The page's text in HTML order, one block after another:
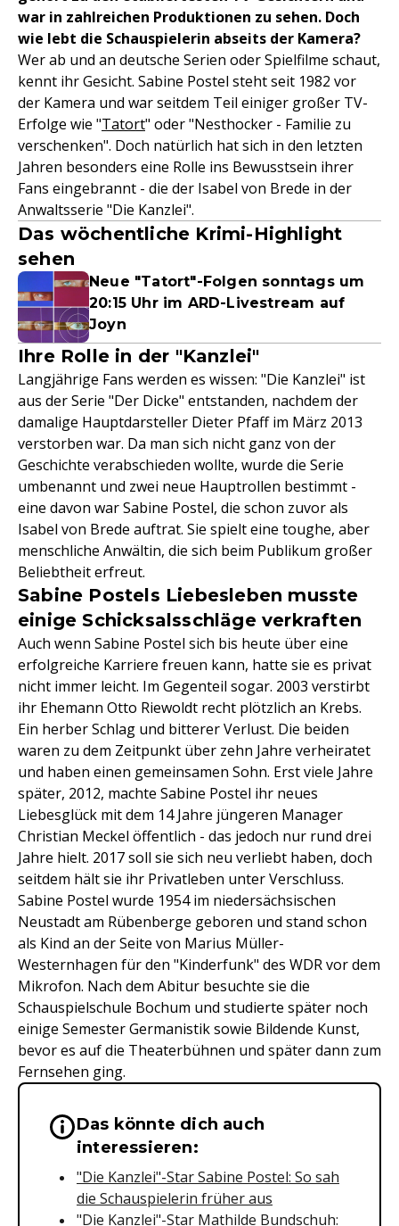
war in zahlreichen Produktionen zu sehen. Doch
wie lebt die Schauspielerin abseits der Kamera?
Wer ab und an deutsche Serien oder Spielfilme schaut,
kennt ihr Gesicht. Sabine Postel steht seit 1982 vor
der Kamera und war seitdem Teil einiger großer TV-
Erfolge wie "Tatort" oder "Nesthocker - Familie zu
verschenken". Doch natürlich hat sich in den letzten
Jahren besonders eine Rolle ins Bewusstsein ihrer
Fans eingebrannt - die der Isabel von Brede in der
Anwaltsserie "Die Kanzlei".
Das wöchentliche Krimi-Highlight
sehen
Neue "Tatort"-Folgen sonntags um
20:15 Uhr im ARD-Livestream auf
Joyn
Ihre Rolle in der "Kanzlei"
Langjährige Fans werden es wissen: "Die Kanzlei" ist
aus der Serie "Der Dicke" entstanden, nachdem der
damalige Hauptdarsteller Dieter Pfaff im März 2013
verstorben war. Da man sich nicht ganz von der
Geschichte verabschieden wollte, wurde die Serie
umbenannt und zwei neue Hauptrollen bestimmt -
eine davon war Sabine Postel, die schon zuvor als
Isabel von Brede auftrat. Sie spielt eine toughe, aber
menschliche Anwältin, die sich beim Publikum großer
Beliebtheit erfreut.
Sabine Postels Liebesleben musste
einige Schicksalsschläge verkraften
Auch wenn Sabine Postel sich bis heute über eine
erfolgreiche Karriere freuen kann, hatte sie es privat
nicht immer leicht. Im Gegenteil sogar. 2003 verstirbt
ihr Ehemann Otto Riewoldt recht plötzlich an Krebs.
Ein herber Schlag und bitterer Verlust. Die beiden
waren zu dem Zeitpunkt über zehn Jahre verheiratet
und haben einen gemeinsamen Sohn. Erst viele Jahre
später, 2012, machte Sabine Postel ihr neues
Liebesglück mit dem 14 Jahre jüngeren Manager
Christian Meckel öffentlich - das jedoch nur rund drei
Jahre hielt. 2017 soll sie sich neu verliebt haben, doch
seitdem hält sie ihr Privatleben unter Verschluss.
Sabine Postel wurde 1954 im niedersächsischen
Neustadt am Rübenberge geboren und stand schon
als Kind an der Seite von Marius Müller-
Westernhagen für den "Kinderfunk" des WDR vor dem
Mikrofon. Nach dem Abitur besuchte sie die
Schauspielschule Bochum und studierte später noch
einige Semester Germanistik sowie Bildende Kunst,
bevor es auf die Theaterbühnen und später dann zum
Fernsehen ging.
Wichtige Hinweise &
Das könnte dich auch
interessieren:
"Die Kanzlei"-Star Sabine Postel: So sah
die Schauspielerin früher aus
"Die Kanzlei"-Star Mathilde Bundschuh: